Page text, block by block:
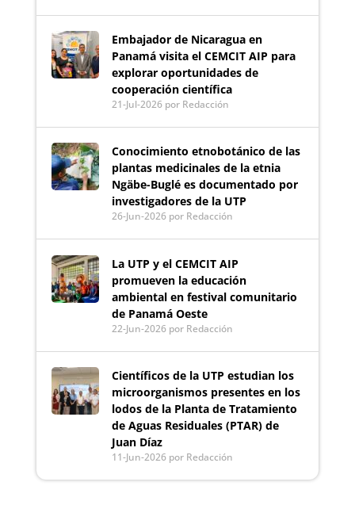
Embajador de Nicaragua en
Panamá visita el CEMCIT AIP para
explorar oportunidades de
cooperación científica
21-Jul-2026por Redacción
Conocimiento etnobotánico de las
plantas medicinales de la etnia
Ngäbe-Buglé es documentado por
investigadores de la UTP
26-Jun-2026por Redacción
La UTP y el CEMCIT AIP
promueven la educación
ambiental en festival comunitario
de Panamá Oeste
22-Jun-2026por Redacción
Científicos de la UTP estudian los
microorganismos presentes en los
lodos de la Planta de Tratamiento
de Aguas Residuales (PTAR) de
Juan Díaz
11-Jun-2026por Redacción